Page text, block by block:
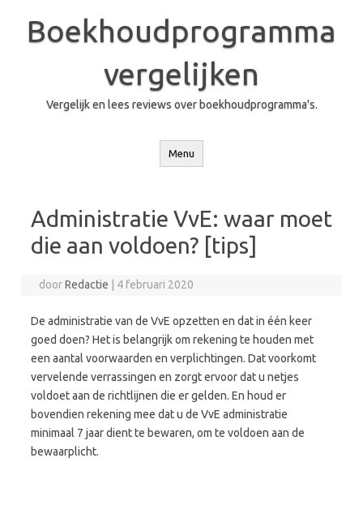
inhoud
Boekhoudprogramma
vergelijken
Vergelijk en lees reviews over boekhoudprogramma's.
Menu
Administratie VvE: waar moet
die aan voldoen? [tips]
doorRedactie 4 februari 2020
De administratie van de VvE opzetten en dat in één keer
goed doen? Het is belangrijk om rekening te houden met
een aantal voorwaarden en verplichtingen. Dat voorkomt
vervelende verrassingen en zorgt ervoor dat u netjes
voldoet aan de richtlijnen die er gelden. En houd er
bovendien rekening mee dat u de VvE administratie
minimaal 7 jaar dient te bewaren, om te voldoen aan de
bewaarplicht.